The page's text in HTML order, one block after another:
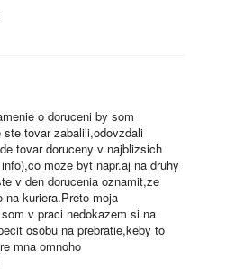
o doruceni by som
tovar zabalili,odovzdali
tovar doruceny v najblizsich
moze byt napr.aj na druhy
v den dorucenia oznamit,ze
na kuriera.Preto moja
v praci nedokazem si na
osobu na prebratie,keby to
mna omnoho